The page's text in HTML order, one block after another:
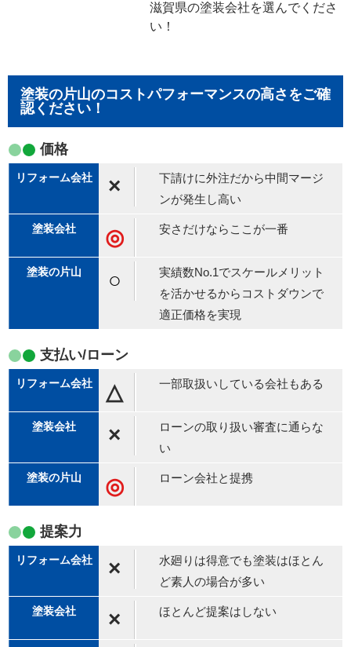
滋賀県の塗装会社を選んでくださ
い！
塗装の片山のコストパフォーマンスの高さをご確
認ください！
価格
×
下請けに外注だから中間マージ
ンが発生し高い
◎ 安さだけならここが一番
○
実績数No.1でスケールメリット
を活かせるからコストダウンで
適正価格を実現
支払い/ローン
△ 一部取扱いしている会社もある
×
ローンの取り扱い審査に通らな
い
◎ ローン会社と提携
提案力
×
水廻りは得意でも塗装はほとん
ど素人の場合が多い
× ほとんど提案はしない